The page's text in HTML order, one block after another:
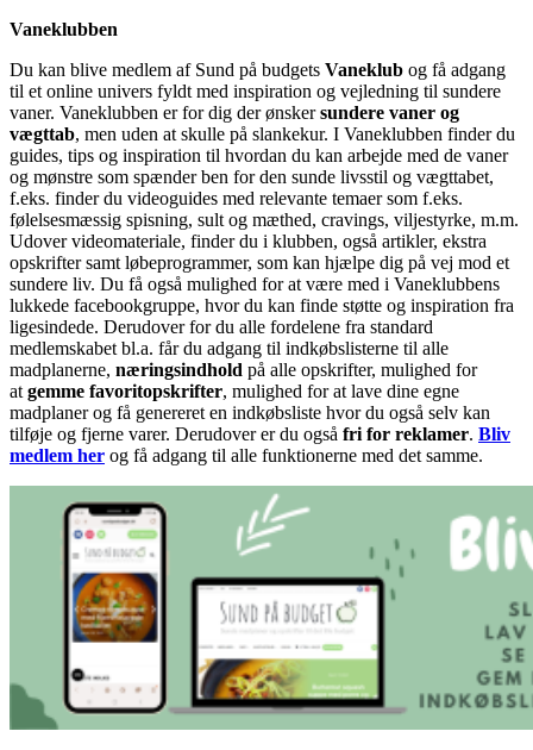
Vaneklubben
Du kan blive medlem af Sund på budgets Vaneklub og få adgang
til et online univers fyldt med inspiration og vejledning til sundere
vaner. Vaneklubben er for dig der ønskersundere vaner og
vægttab, men uden at skulle på slankekur. I Vaneklubben finder du
guides, tips og inspiration til hvordan du kan arbejde med de vaner
og mønstre som spænder ben for den sunde livsstil og vægttabet,
f.eks. finder du videoguides med relevante temaer som f.eks.
følelsesmæssig spisning, sult og mæthed, cravings, viljestyrke, m.m.
Udover videomateriale, finder du i klubben, også artikler, ekstra
opskrifter samt løbeprogrammer, som kan hjælpe dig på vej mod et
sundere liv. Du få også mulighed for at være med i Vaneklubbens
lukkede facebookgruppe, hvor du kan finde støtte og inspiration fra
ligesindede. Derudover for du alle fordelene fra standard
medlemskabet bl.a. får du adgang til indkøbslisterne til alle
madplanerne, næringsindhold på alle opskrifter, mulighed for
at gemme favoritopskrifter, mulighed for at lave dine egne
madplaner og få genereret en indkøbsliste hvor du også selv kan
tilføje og fjerne varer. Derudover er du også fri for reklamer. Bliv
medlem her og få adgang til alle funktionerne med det samme.